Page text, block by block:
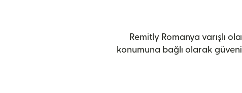
Remitly Romanya varışlı
konumuna bağlı olarak